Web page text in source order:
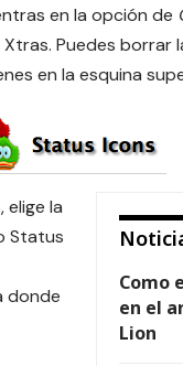
en la opción de
Puedes
en la esquina
Como
en el
Lion
elige la
Status
donde